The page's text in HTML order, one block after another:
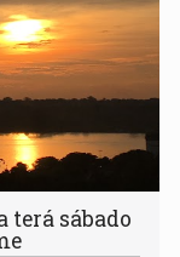
terá sábado